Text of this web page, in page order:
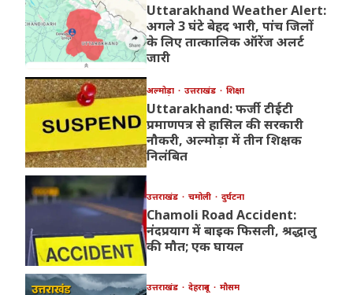
Uttarakhand Weather Alert:
अगले 3 घंटे बेहद भारी, पांच जिलों
के लिए तात्कालिक ऑरेंज अलर्ट
जारी
अल्मोड़ा उत्तराखंड शिक्षा
Uttarakhand: फर्जी टीईटी
प्रमाणपत्र से हासिल की सरकारी
नौकरी, अल्मोड़ा में तीन शिक्षक
निलंबित
उत्तराखंड चमोली दुर्घटना
Chamoli Road Accident:
नंदप्रयाग में बाइक फिसली, श्रद्धालु
की मौत; एक घायल
उत्तराखंड देहरादून मौसम